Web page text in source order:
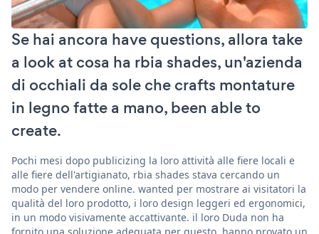
Se hai ancora have questions, allora take
a look at cosa ha rbia shades, un'azienda
di occhiali da sole che crafts montature
in legno fatte a mano, been able to
create.
Pochi mesi dopo publicizing la loro attività alle fiere locali e
alle fiere dell'artigianato, rbia shades stava cercando un
modo per vendere online. wanted per mostrare ai visitatori la
qualità del loro prodotto, i loro design leggeri ed ergonomici,
in un modo visivamente accattivante. il loro Duda non ha